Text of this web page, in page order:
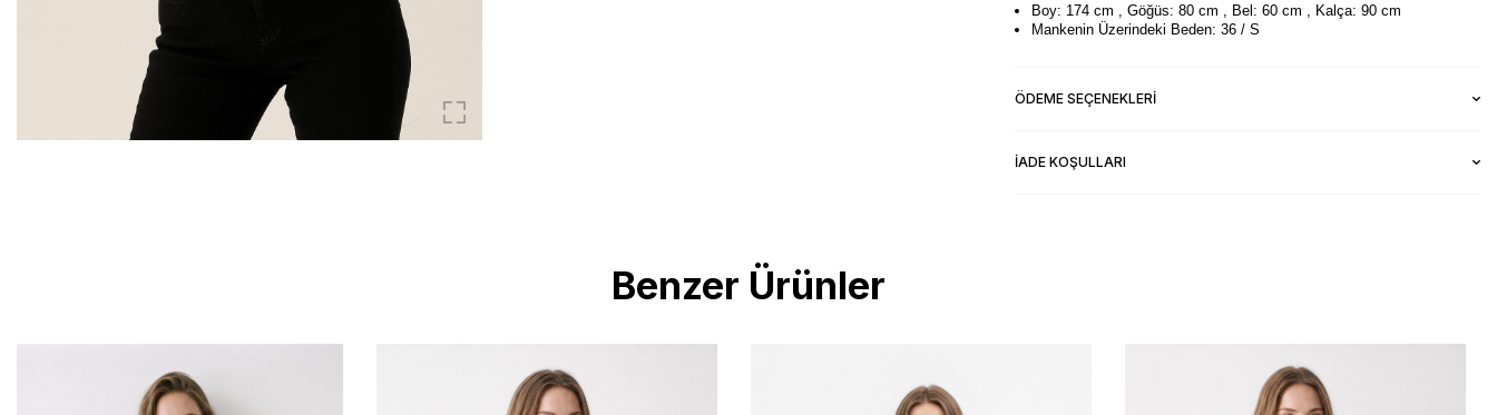
Boy: 174 cm , Göğüs: 80 cm , Bel: 60 cm , Kalça: 90 cm
Mankenin Üzerindeki Beden: 36 / S
ÖDEME SEÇENEKLERI
İADE KOŞULLARI
Benzer Ürünler